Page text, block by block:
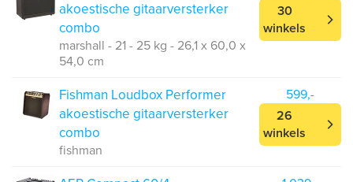
akoestische gitaarversterker
combo
marshall - 21 - 25 kg - 26,1 x 60,0 x
54,0 cm
30
winkels
Fishman Loudbox Performer
akoestische gitaarversterker
combo
fishman
599,-
26
winkels